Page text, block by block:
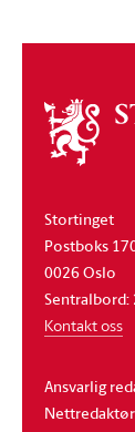
Om
stortinget
Stortinget
Postboks
0026 Oslo
Sentralbord:
Kontakt oss
Ansvarlig